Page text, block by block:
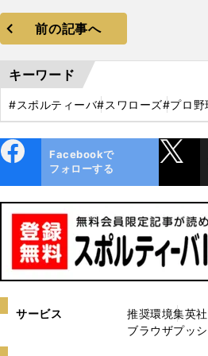
前の記事へ
キーワード
#スポルティーバ#スワローズ#プロ野
ok
Facebookで
フォローする
サービス 推奨環境集英
ブラウザプッ